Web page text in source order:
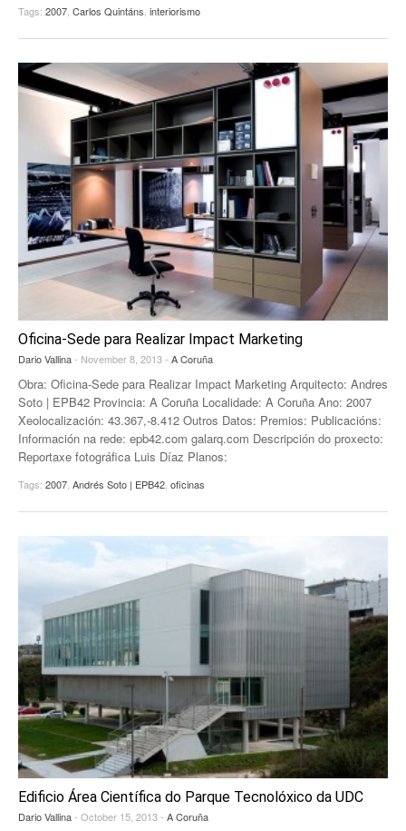
Tags: 2007 Carlos Quintáns interiorismo
Oficina-Sede para Realizar Impact Marketing
Dario Vallina- November 8, 2013 - A Coruña
Obra: Oficina-Sede para Realizar Impact Marketing Arquitecto: Andres
Soto | EPB42 Provincia: A Coruña Localidade: A Coruña Ano: 2007
Xeolocalización: 43.367,-8.412 Outros Datos: Premios: Publicacións:
Información na rede: epb42.com galarq.com Descripción do proxecto:
Reportaxe fotográfica Luis Díaz Planos:
Tags: 2007 Andrés Soto | EPB42 oficinas
Edificio Área Científica do Parque Tecnolóxico da UDC
Dario Vallina- October 15, 2013 - A Coruña